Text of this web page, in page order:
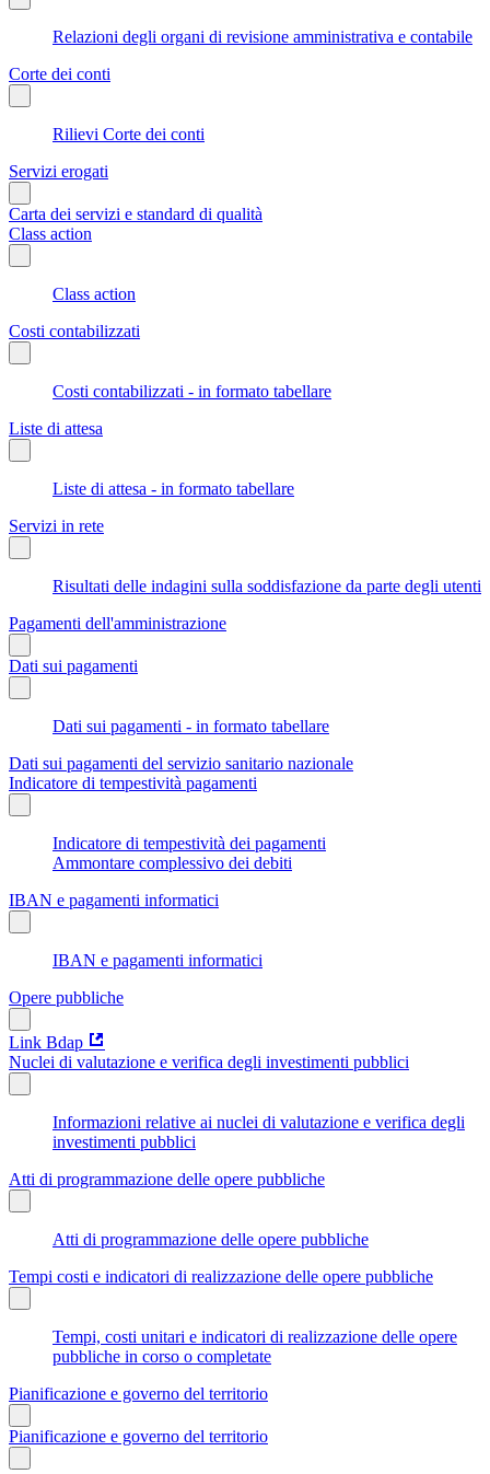
Relazioni degli organi di revisione amministrativa e contabile
Corte dei conti
Rilievi Corte dei conti
Servizi erogati
Carta dei servizi e standard di qualità
Class action
Class action
Costi contabilizzati
Costi contabilizzati - in formato tabellare
Liste di attesa
Liste di attesa - in formato tabellare
Servizi in rete
Risultati delle indagini sulla soddisfazione da parte degli utenti
Pagamenti dell'amministrazione
Dati sui pagamenti
Dati sui pagamenti - in formato tabellare
Dati sui pagamenti del servizio sanitario nazionale
Indicatore di tempestività pagamenti
Indicatore di tempestività dei pagamenti
Ammontare complessivo dei debiti
IBAN e pagamenti informatici
IBAN e pagamenti informatici
Opere pubbliche
Link Bdap
Nuclei di valutazione e verifica degli investimenti pubblici
Informazioni relative ai nuclei di valutazione e verifica degli
investimenti pubblici
Atti di programmazione delle opere pubbliche
Atti di programmazione delle opere pubbliche
Tempi costi e indicatori di realizzazione delle opere pubbliche
Tempi, costi unitari e indicatori di realizzazione delle opere
pubbliche in corso o completate
Pianificazione e governo del territorio
Pianificazione e governo del territorio